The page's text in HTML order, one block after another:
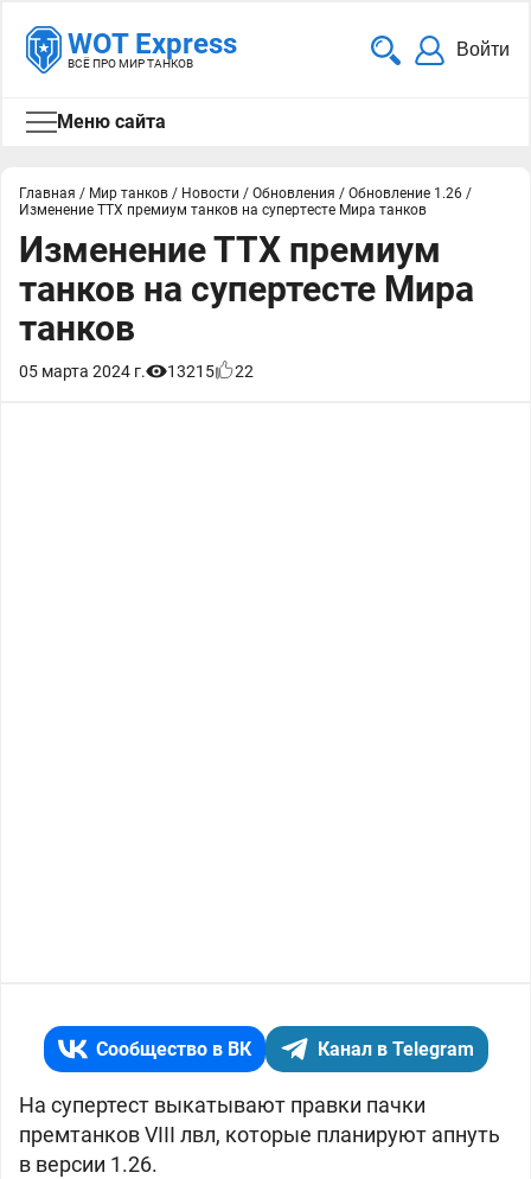
WOT Express
ВСЁ ПРО МИР ТАНКОВ
Войти
Меню сайта
Главная / Мир танков / Новости / Обновления / Обновление 1.26 /
Изменение ТТХ премиум танков на супертесте Мира танков
Изменение ТТХ премиум
танков на супертесте Мира
танков
05 марта 2024 г. 13215 22
Сообщество в ВК Канал в Telegram
На супертест выкатывают правки пачки
премтанков VIII лвл, которые планируют апнуть
в версии 1.26.